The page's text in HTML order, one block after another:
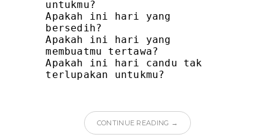
untukmu?
Apakah ini hari yang
bersedih?
Apakah ini hari yang
membuatmu tertawa?
Apakah ini hari candu tak
terlupakan untukmu?
CONTINUE READING →